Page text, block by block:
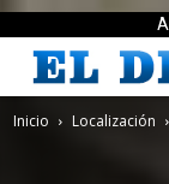
Inicio Localización